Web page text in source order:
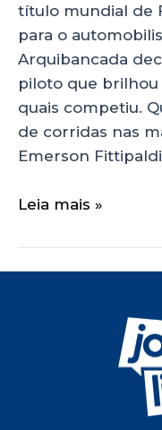
título mundial de
para o
Arquibancada
piloto que brilhou
quais competiu.
de corridas nas
Emerson
Leia mais »